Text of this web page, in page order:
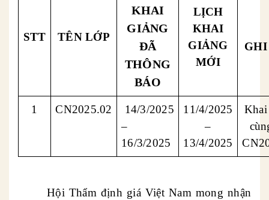
STT TÊN LỚP
KHAI
GIẢNG
ĐÃ
THÔNG
BÁO
LỊCH
KHAI
GIẢNG
MỚI
1 CN2025.02
14/3/2025
–
16/3/2025
11/4/2025
–
13/4/2025
Hội Thẩm định giá Việt Nam mong nhận